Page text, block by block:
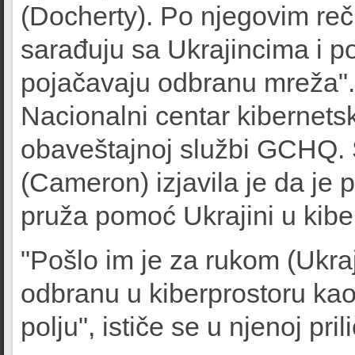
(Docherty). Po njegovim
sarađuju sa Ukrajincima i
pojačavaju odbranu
Nacionalni centar
obaveštajnoj službi
(Cameron) izjavila je da je
pruža pomoć Ukrajini u
"Pošlo im je za rukom
odbranu u kiberprostoru
polju", ističe se u njenoj